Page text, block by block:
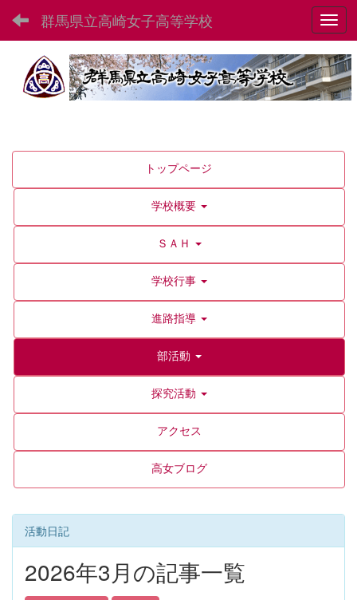
群馬県立高崎女子高等学校
トップページ
学校概要
ＳＡＨ
学校行事
進路指導
部活動
探究活動
アクセス
高女ブログ
活動日記
2026年3月の記事一覧